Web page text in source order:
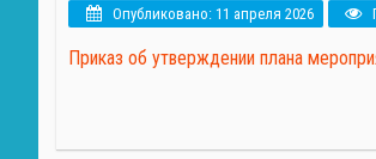
Опубликовано: 11 апреля 2026
Приказ об утверждении плана